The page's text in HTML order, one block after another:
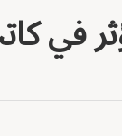
في